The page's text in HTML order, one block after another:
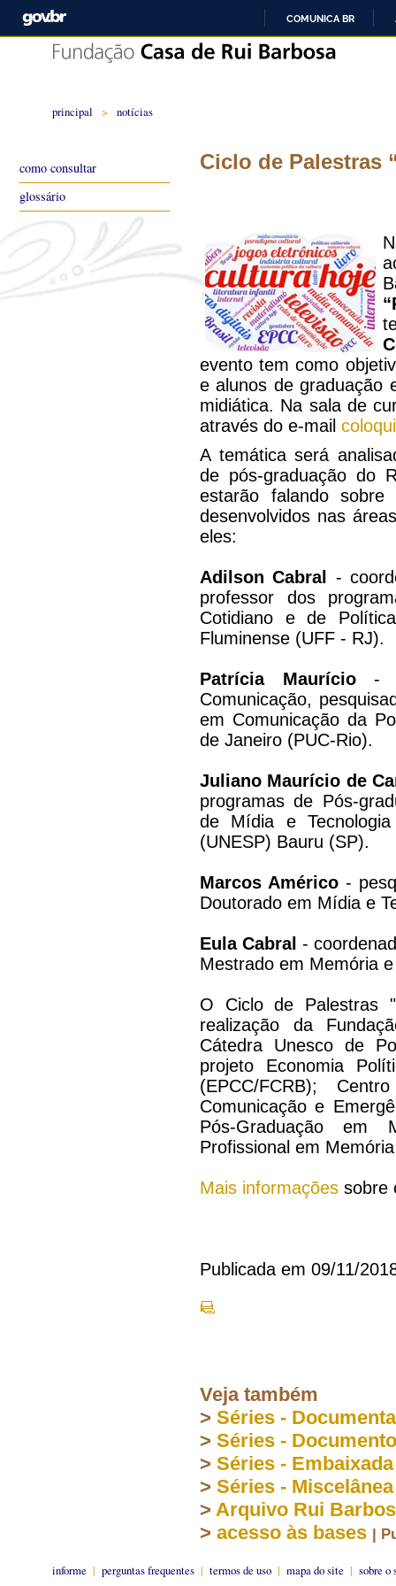
COMUNICA BR
principal > notícias
Ciclo de Palestras
evento tem como
e alunos de graduação
midiática. Na sala de
através do e-mail
A temática será
de pós-graduação do
estarão falando
desenvolvidos nas
eles:
Adilson Cabral
-
professor dos
Cotidiano e de
Fluminense (UFF - RJ).
Patrícia Maurício-
Comunicação,
em Comunicação da
de Janeiro (PUC-Rio).
Juliano Maurício de
programas de Pós-
de Mídia e
(UNESP) Bauru (SP).
Marcos Américo -
Doutorado em Mídia e
Eula Cabral -
Mestrado em Memória
O Ciclo de Palestras
realização da
Cátedra Unesco de
projeto Economia
(EPCC/FCRB);
Comunicação e
Pós-Graduação em
Profissional em
Mais informações sobre
Publicada em 09/11/
Veja também
> Séries -
> Séries -
> Séries -
> Séries - Miscelânea
> Arquivo Rui
> acesso às bases |
informe | perguntas frequentes | termos de uso | mapa do site | sobre o
como consultar
glossário